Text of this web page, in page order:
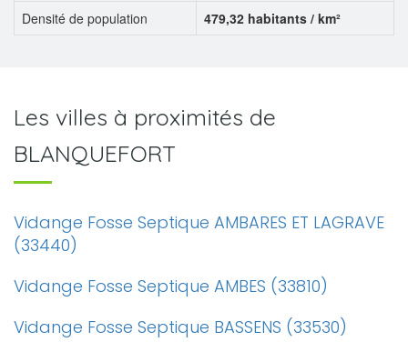
Densité de population
479,32 habitants / km²
Les villes à proximités de
BLANQUEFORT
Vidange Fosse Septique AMBARES ET LAGRAVE
(33440)
Vidange Fosse Septique AMBES (33810)
Vidange Fosse Septique BASSENS (33530)